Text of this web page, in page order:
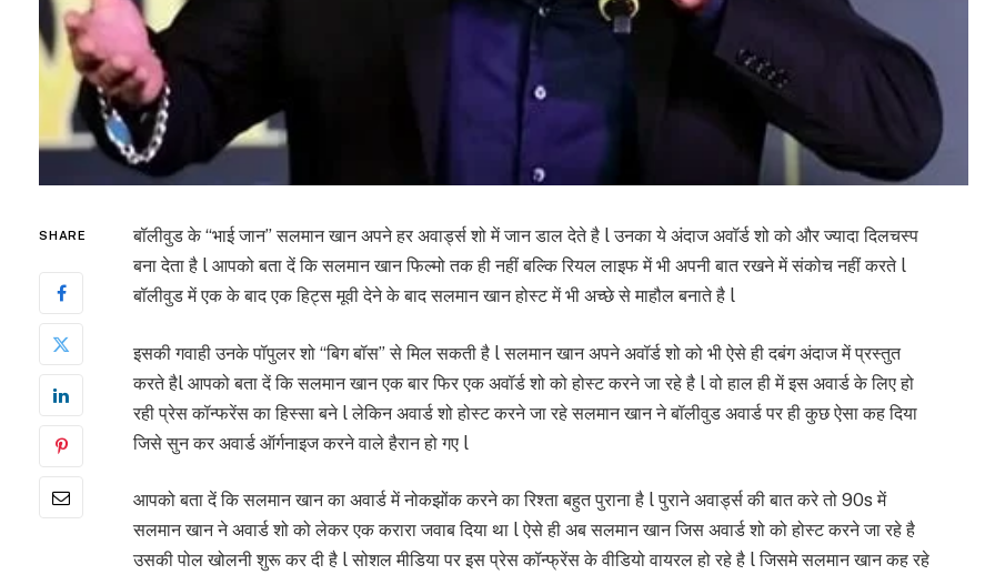
SHARE
बॉलीवुड के “भाई जान” सलमान खान अपने हर अवार्ड्स शो में जान डाल देते है l उनका ये अंदाज अवॉर्ड शो को और ज्यादा दिलचस्प
बना देता है l आपको बता दें कि सलमान खान फिल्मो तक ही नहीं बल्कि रियल लाइफ में भी अपनी बात रखने में संकोच नहीं करते l
बॉलीवुड में एक के बाद एक हिट्स मूवी देने के बाद सलमान खान होस्ट में भी अच्छे से माहौल बनाते है l
इसकी गवाही उनके पॉपुलर शो “बिग बॉस” से मिल सकती है l सलमान खान अपने अवॉर्ड शो को भी ऐसे ही दबंग अंदाज में प्रस्तुत
करते हैl आपको बता दें कि सलमान खान एक बार फिर एक अवॉर्ड शो को होस्ट करने जा रहे है l वो हाल ही में इस अवार्ड के लिए हो
रही प्रेस कॉन्फरेंस का हिस्सा बने l लेकिन अवार्ड शो होस्ट करने जा रहे सलमान खान ने बॉलीवुड अवार्ड पर ही कुछ ऐसा कह दिया
जिसे सुन कर अवार्ड ऑर्गनाइज करने वाले हैरान हो गए l
आपको बता दें कि सलमान खान का अवार्ड में नोकझोंक करने का रिश्ता बहुत पुराना है l पुराने अवार्ड्स की बात करे तो 90s में
सलमान खान ने अवार्ड शो को लेकर एक करारा जवाब दिया था l ऐसे ही अब सलमान खान जिस अवार्ड शो को होस्ट करने जा रहे है
उसकी पोल खोलनी शुरू कर दी है l सोशल मीडिया पर इस प्रेस कॉन्फ्रेंस के वीडियो वायरल हो रहे है l जिसमे सलमान खान कह रहे